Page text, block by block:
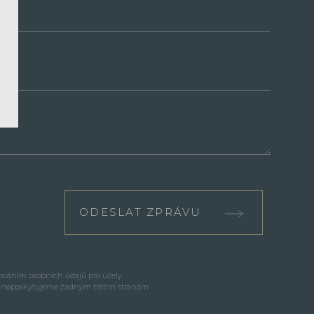
ODESLAT ZPRÁVU
osobních údajů pro účely
žádným třetím stranám.